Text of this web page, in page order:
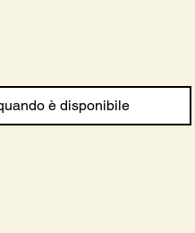
è disponibile